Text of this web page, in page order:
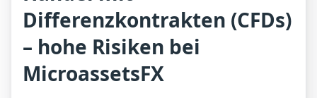
Differenzkontrakten (CFDs)
– hohe Risiken bei
MicroassetsFX